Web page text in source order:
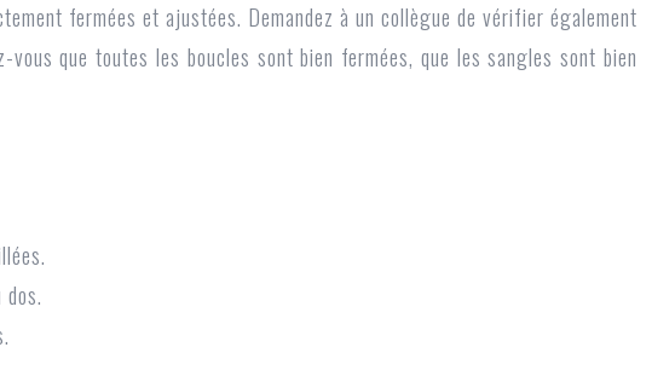
fermées et ajustées. Demandez à un collègue de vérifier également
que toutes les boucles sont bien fermées, que les sangles sont bien